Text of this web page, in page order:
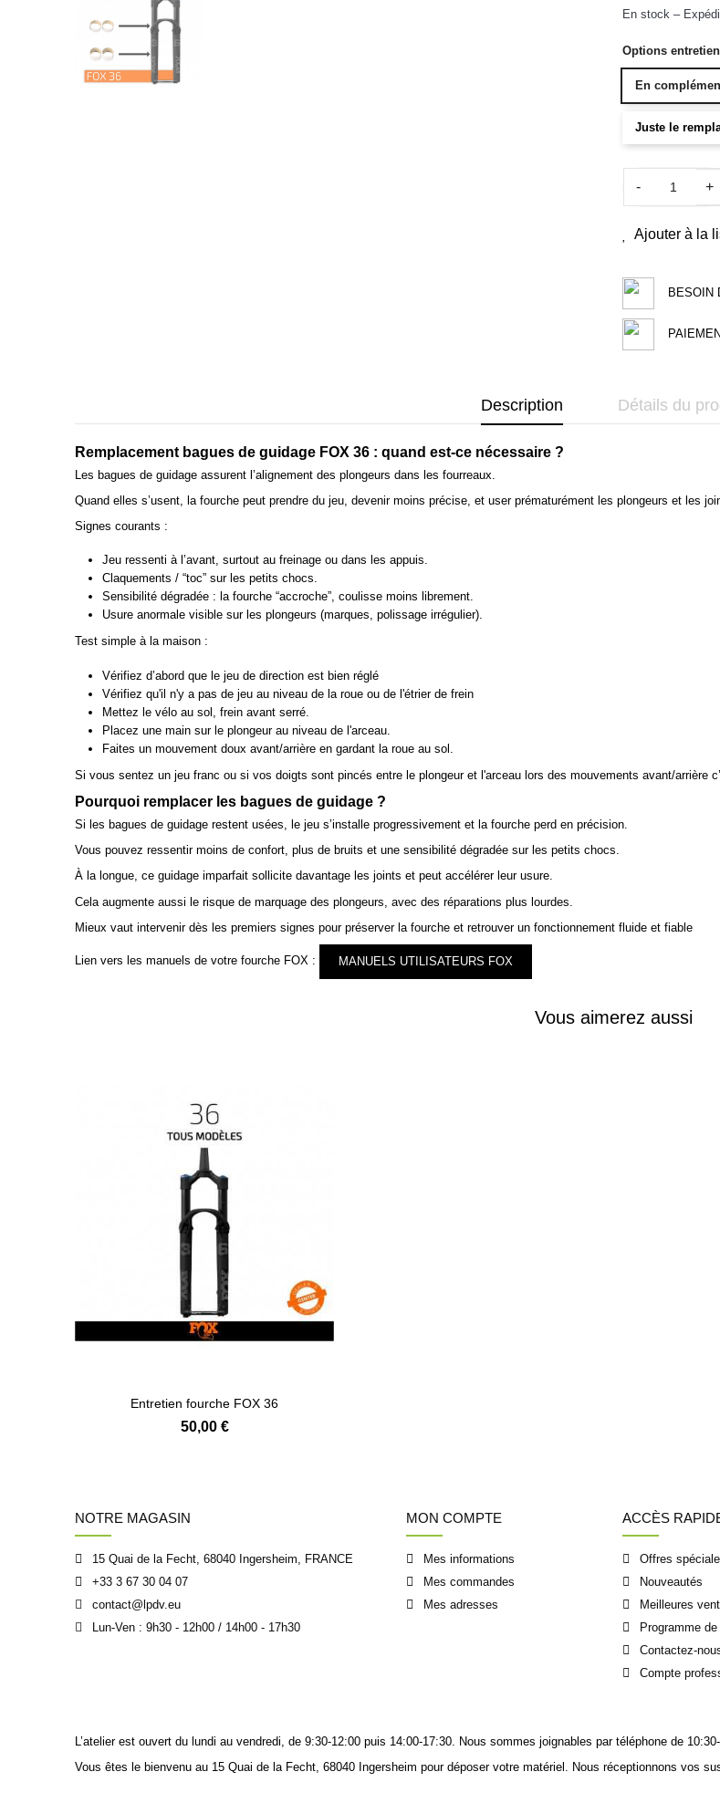
En stock –
Options
En
Juste le
- +
Ajouter à la
BESOIN
Description Détails du
Remplacement bagues de guidage FOX 36 : quand est-ce nécessaire ?
Les bagues de guidage assurent l’alignement des plongeurs dans les fourreaux.
Quand elles s’usent, la fourche peut prendre du jeu, devenir moins précise, et user prématurément les plongeurs et les
Signes courants :
Jeu ressenti à l’avant, surtout au freinage ou dans les appuis.
Claquements / “toc” sur les petits chocs.
Sensibilité dégradée : la fourche “accroche”, coulisse moins librement.
Usure anormale visible sur les plongeurs (marques, polissage irrégulier).
Test simple à la maison :
Vérifiez d’abord que le jeu de direction est bien réglé
Vérifiez qu'il n'y a pas de jeu au niveau de la roue ou de l'étrier de frein
Mettez le vélo au sol, frein avant serré.
Placez une main sur le plongeur au niveau de l'arceau.
Faites un mouvement doux avant/arrière en gardant la roue au sol.
Si vous sentez un jeu franc ou si vos doigts sont pincés entre le plongeur et l'arceau lors des mouvements avant/arrière
Pourquoi remplacer les bagues de guidage ?
Si les bagues de guidage restent usées, le jeu s’installe progressivement et la fourche perd en précision.
Vous pouvez ressentir moins de confort, plus de bruits et une sensibilité dégradée sur les petits chocs.
À la longue, ce guidage imparfait sollicite davantage les joints et peut accélérer leur usure.
Cela augmente aussi le risque de marquage des plongeurs, avec des réparations plus lourdes.
Mieux vaut intervenir dès les premiers signes pour préserver la fourche et retrouver un fonctionnement fluide et fiable
Lien vers les manuels de votre fourche FOX : MANUELS UTILISATEURS FOX
Vous aimerez aussi
Entretien fourche FOX 36
50,00 €
NOTRE MAGASIN
15 Quai de la Fecht, 68040 Ingersheim, FRANCE
+33 3 67 30 04 07
contact@lpdv.eu
Lun-Ven : 9h30 - 12h00 / 14h00 - 17h30
MON COMPTE
Mes informations
Mes commandes
Mes adresses
ACCÈS
Offres
Nouveautés
Meilleures
Programme
Contactez-
Compte
L’atelier est ouvert du lundi au vendredi, de 9:30-12:00 puis 14:00-17:30. Nous sommes joignables par téléphone de
Vous êtes le bienvenu au 15 Quai de la Fecht, 68040 Ingersheim pour déposer votre matériel. Nous réceptionnons vos